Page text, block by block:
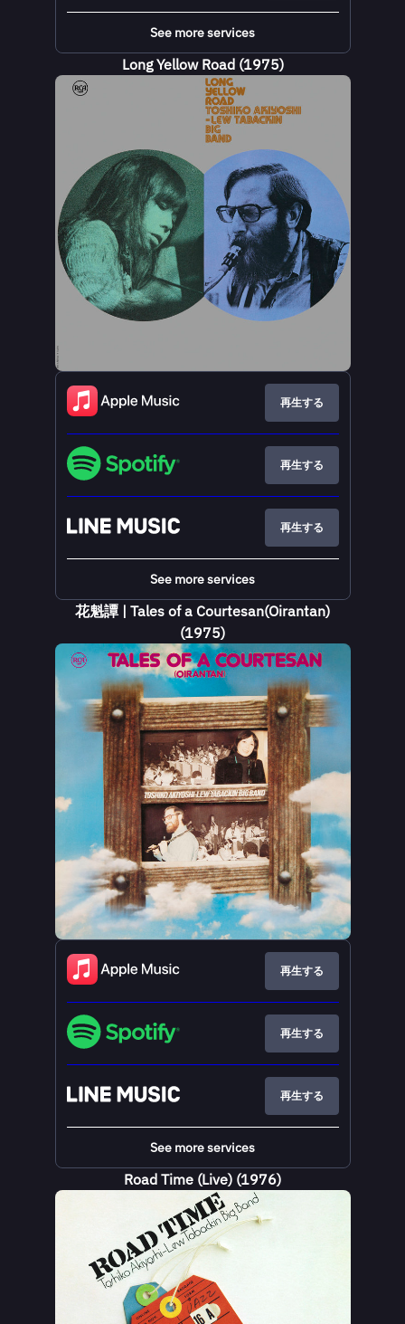
See more services
Long Yellow Road (1975)
再生する
再生する
再生する
See more services
花魁譚 | Tales of a Courtesan(Oirantan)
(1975)
再生する
再生する
再生する
See more services
Road Time (Live) (1976)